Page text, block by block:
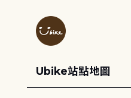
Ubike站點地圖